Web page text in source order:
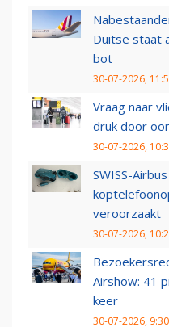
Duitse staat
bot
30-07-2026,
Vraag naar
druk door
30-07-2026,
SWISS-
veroorzaakt
30-07-2026,
Airshow: 41
keer
30-07-2026, 9:30